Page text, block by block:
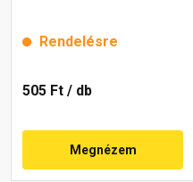
Rendelésre
505 Ft / db
Megnézem